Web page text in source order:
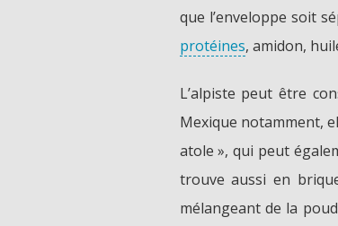
que l’enveloppe soit
protéines, amidon,
L’alpiste peut être
Mexique notamment,
atole », qui peut
trouve aussi en
mélangeant de la